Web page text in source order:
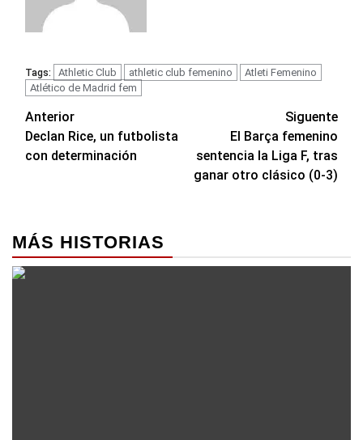
Tags: Athletic Club athletic club femenino
Atleti Femenino
Atlético de Madrid fem
Navegación
de
Anterior
Declan Rice, un futbolista
con determinación
Siguente
El Barça femenino
sentencia la Liga F, tras
ganar otro clásico (0-3)
MÁS HISTORIAS